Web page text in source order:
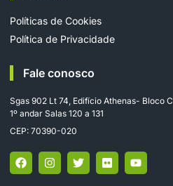
Políticas de Cookies
Política de Privacidade
Fale conosco
Sgas 902 Lt 74, Edifício Athenas- Bloco C,
1º andar Salas 120 a 131
CEP: 70390-020